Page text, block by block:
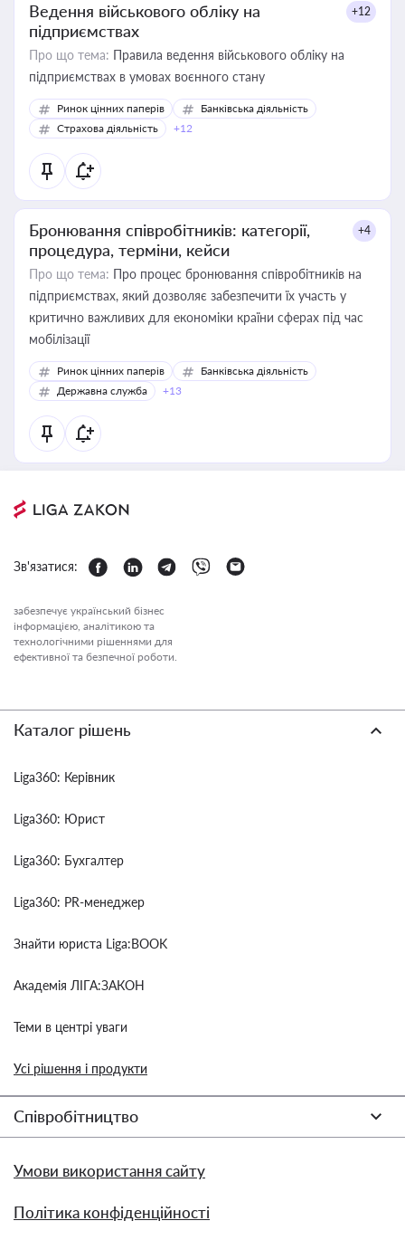
Ведення військового обліку на
підприємствах
+12
Про що тема: Правила ведення військового обліку на
підприємствах в умовах воєнного стану
Ринок цінних паперів
Банківська діяльність
Страхова діяльність
+12
Бронювання співробітників: категорії,
процедура, терміни, кейси
+4
Про що тема: Про процес бронювання співробітників на
підприємствах, який дозволяє забезпечити їх участь у
критично важливих для економіки країни сферах під час
мобілізації
Ринок цінних паперів
Банківська діяльність
Державна служба
+13
Зв'язатися:
забезпечує український бізнес
інформацією, аналітикою та
технологічними рішеннями для
ефективної та безпечної роботи.
Каталог рішень
Liga360: Керівник
Liga360: Юрист
Liga360: Бухгалтер
Liga360: PR-менеджер
Знайти юриста Liga:BOOK
Академія ЛІГА:ЗАКОН
Теми в центрі уваги
Усі рішення і продукти
Співробітництво
Умови використання сайту
Політика конфіденційності